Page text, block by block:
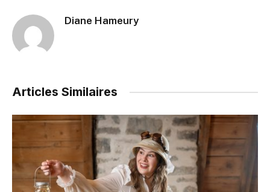
Diane Hameury
Articles Similaires